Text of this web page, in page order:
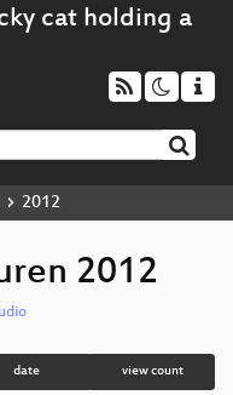
2012
2012
date view count